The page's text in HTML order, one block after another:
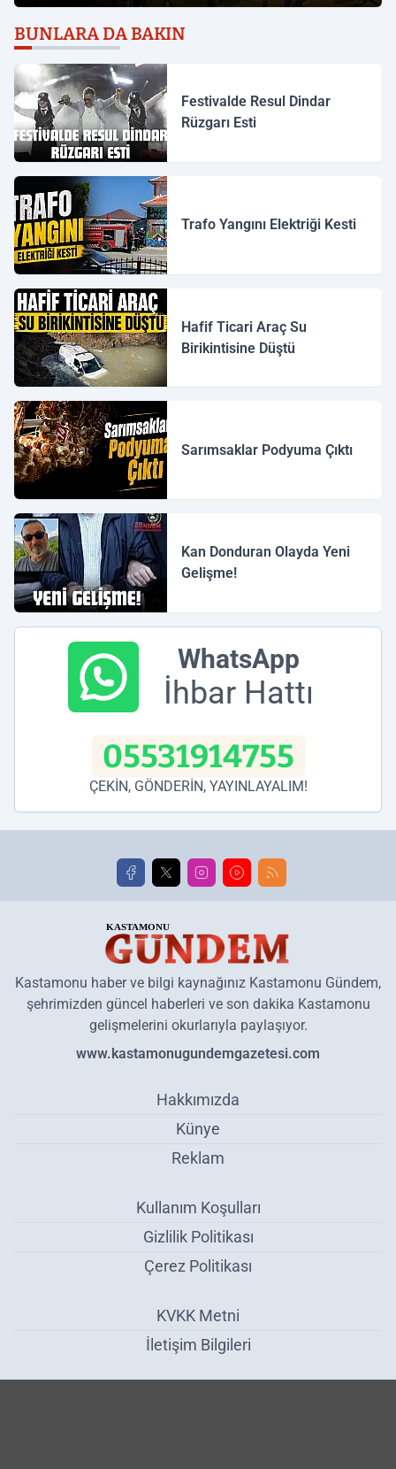
BUNLARA DA BAKIN
Festivalde Resul Dindar
Rüzgarı Esti
Trafo Yangını Elektriği Kesti
Hafif Ticari Araç Su
Birikintisine Düştü
Sarımsaklar Podyuma Çıktı
Kan Donduran Olayda Yeni
Gelişme!
WhatsApp
İhbar Hattı
05531914755
ÇEKİN, GÖNDERİN, YAYINLAYALIM!
Kastamonu haber ve bilgi kaynağınız Kastamonu Gündem,
şehrimizden güncel haberleri ve son dakika Kastamonu
gelişmelerini okurlarıyla paylaşıyor.
www.kastamonugundemgazetesi.com
Hakkımızda
Künye
Reklam
Kullanım Koşulları
Gizlilik Politikası
Çerez Politikası
KVKK Metni
İletişim Bilgileri